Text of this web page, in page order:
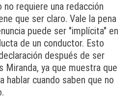
no requiere una redacción
que ser claro. Vale la pena
puede ser "implícita" en
de un conductor. Esto
después de ser
Miranda, ya que muestra que
hablar cuando saben que no